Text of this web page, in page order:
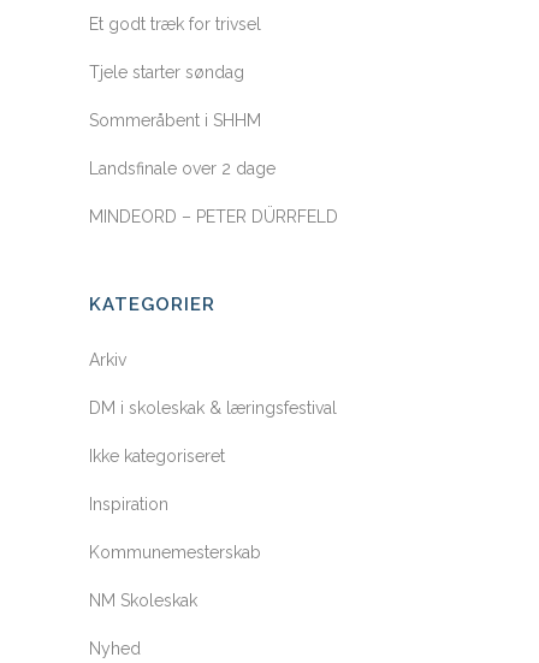
Et godt træk for trivsel
Tjele starter søndag
Sommeråbent i SHHM
Landsfinale over 2 dage
MINDEORD – PETER DÜRRFELD
KATEGORIER
Arkiv
DM i skoleskak & læringsfestival
Ikke kategoriseret
Inspiration
Kommunemesterskab
NM Skoleskak
Nyhed